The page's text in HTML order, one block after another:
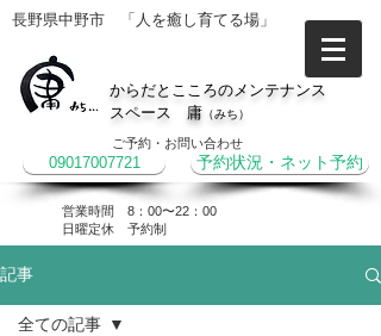
長野県中野市 「人を癒し育てる場」
からだとこころのメンテナンス
スペース 庸 （みち）
ご予約・お問い合わせ
09017007721 予約状況・ネット予約
営業時間 8：00〜22：00
​日曜定休 予約制
記事
全ての記事